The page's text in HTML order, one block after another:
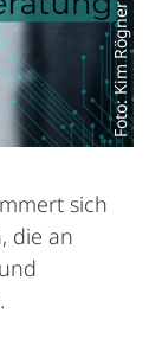
Foto: Kim Rögner
sich
die an